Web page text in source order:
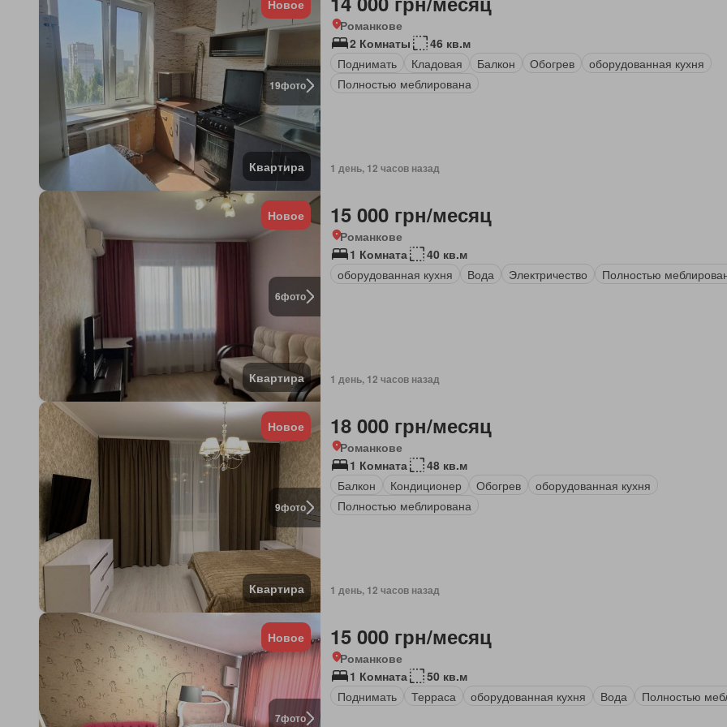
19фото
Новое
Квартира
Романкове
2 Комнаты
46 кв.м
Поднимать
Кладовая Балкон Обогрев
оборудованная кухня
Полностью меблирована
1 день, 12 часов назад
6фото
Новое
Квартира
15 000 грн/месяц
Романкове
1 Комната
40 кв.м
оборудованная кухня
Вода Электричество Полностью
1 день, 12 часов назад
9фото
Новое
Квартира
18 000 грн/месяц
Романкове
1 Комната
48 кв.м
Балкон
Кондиционер Обогрев
оборудованная кухня
Полностью меблирована
1 день, 12 часов назад
7фото
Новое 15 000 грн/месяц
Романкове
1 Комната
50 кв.м
Поднимать
Терраса оборудованная кухня Вода Полностью